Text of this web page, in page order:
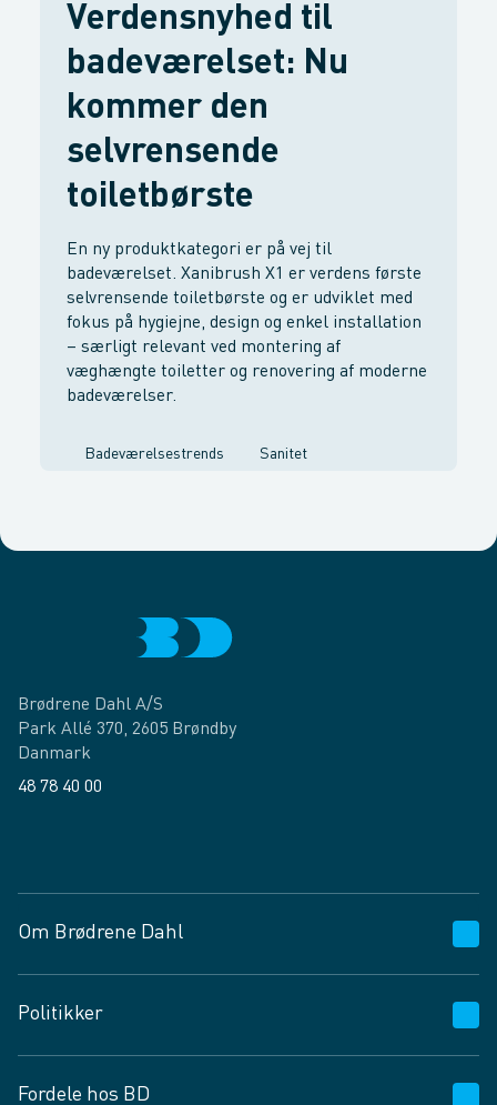
Verdensnyhed til
badeværelset: Nu
kommer den
selvrensende
toiletbørste
En ny produktkategori er på vej til
badeværelset. Xanibrush X1 er verdens første
selvrensende toiletbørste og er udviklet med
fokus på hygiejne, design og enkel installation
– særligt relevant ved montering af
væghængte toiletter og renovering af moderne
badeværelser.
Badeværelsestrends Sanitet
Brødrene Dahl A/S
Park Allé 370, 2605 Brøndby
Danmark
48 78 40 00
Om Brødrene Dahl
Vagttelefon 30 10 89 89
Spørgsmål og svar
Job og karriere
Politikker
Fordele hos BD